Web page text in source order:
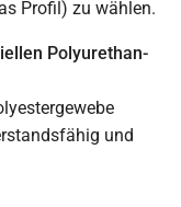
Profil) zu wählen.
Polyurethan-
und